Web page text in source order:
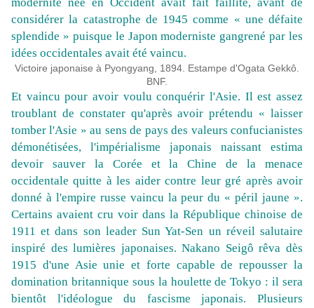
considérer la catastrophe de 1945 comme « une défaite
splendide » puisque le Japon moderniste gangrené par les
idées occidentales avait été vaincu.
Victoire japonaise à Pyongyang, 1894. Estampe d'Ogata Gekkô.
BNF.
Et vaincu pour avoir voulu conquérir l'Asie. Il est assez
troublant de constater qu'après avoir prétendu « laisser
tomber l'Asie » au sens de pays des valeurs confucianistes
démonétisées, l'impérialisme japonais naissant estima
devoir sauver la Corée et la Chine de la menace
occidentale quitte à les aider contre leur gré après avoir
donné à l'empire russe vaincu la peur du « péril jaune ».
Certains avaient cru voir dans la République chinoise de
1911 et dans son leader Sun Yat-Sen un réveil salutaire
inspiré des lumières japonaises. Nakano Seigô rêva dès
1915 d'une Asie unie et forte capable de repousser la
domination britannique sous la houlette de Tokyo : il sera
bientôt l'idéologue du fascisme japonais. Plusieurs